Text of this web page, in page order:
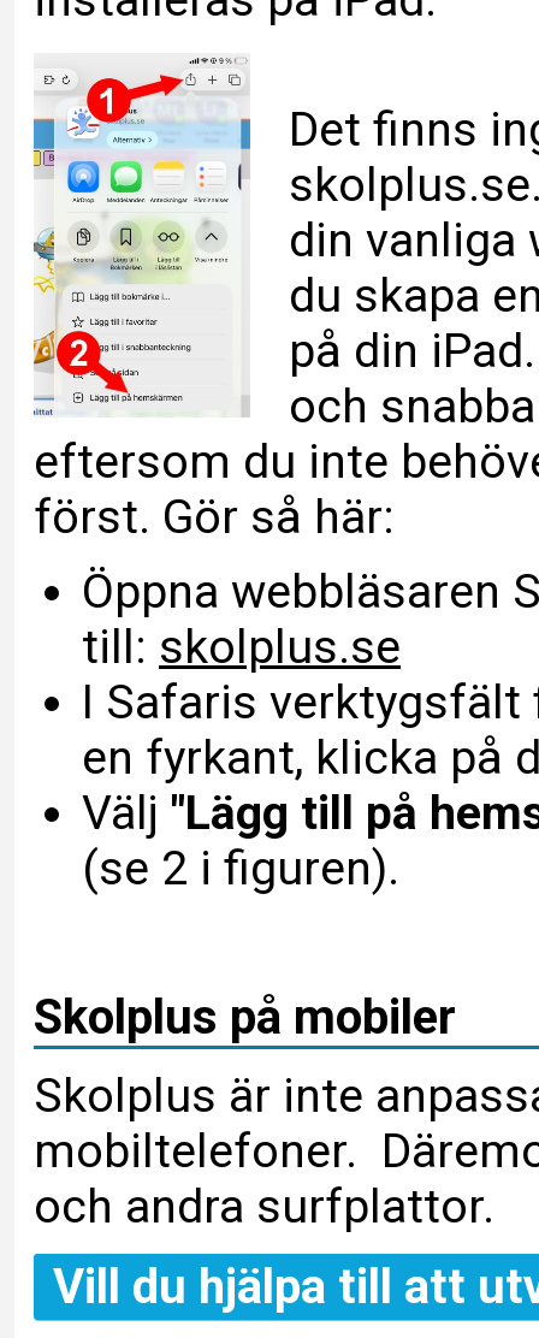
Det finns
din vanliga
du skapa
på din
och
eftersom du inte
först. Gör så här:
Öppna webbläsaren
till: skolplus.se
I Safaris verktygsfält
en fyrkant, klicka på
Välj "Lägg till på
(se 2 i figuren).
Skolplus på mobiler
Skolplus är inte
mobiltelefoner.
och andra surfplattor.
Vill du hjälpa till att